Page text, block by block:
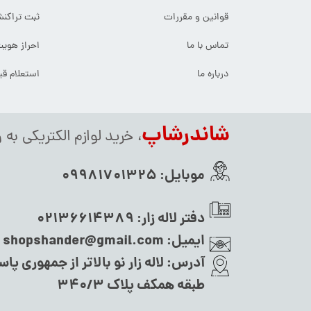
شاندرشاپ، خرید لوازم الکتریکی
موبایل:09981701325
دفتر لاله زار:02136614389
ایمیل:shopshander@gmail.com
آدرس:لاله زار نو بالاتر از جمهوری
طبقه همکف پلاک ۳۴۰/۳
قوانین و مقررات
تماس با ما
درباره ما
ثبت
احراز
استعلام